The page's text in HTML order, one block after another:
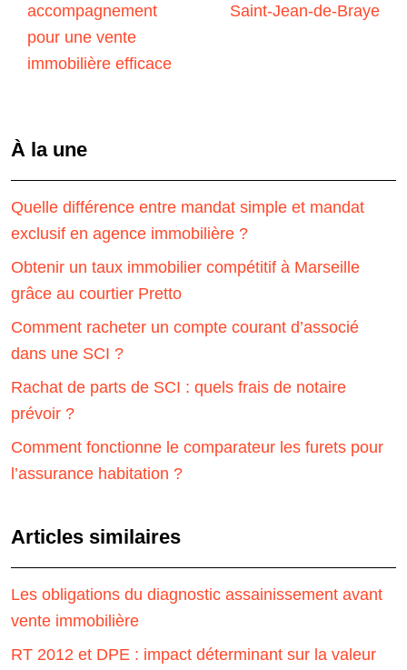
accompagnement
pour une vente
immobilière efficace
Saint-Jean-de-Braye
À la une
Quelle différence entre mandat simple et mandat
exclusif en agence immobilière ?
Obtenir un taux immobilier compétitif à Marseille
grâce au courtier Pretto
Comment racheter un compte courant d’associé
dans une SCI ?
Rachat de parts de SCI : quels frais de notaire
prévoir ?
Comment fonctionne le comparateur les furets pour
l’assurance habitation ?
Articles similaires
Les obligations du diagnostic assainissement avant
vente immobilière
RT 2012 et DPE : impact déterminant sur la valeur